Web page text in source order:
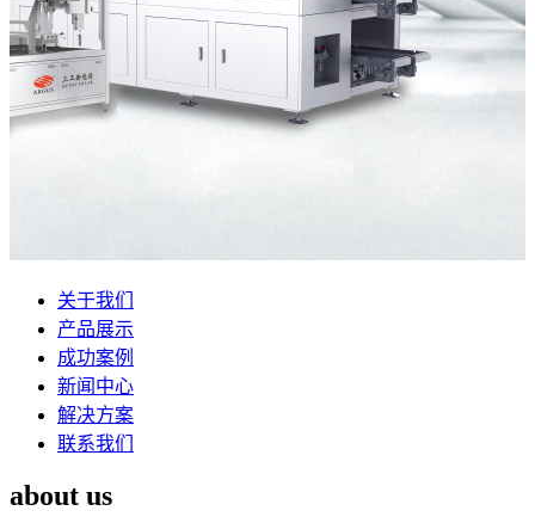
关于我们
产品展示
成功案例
新闻中心
解决方案
联系我们
about us